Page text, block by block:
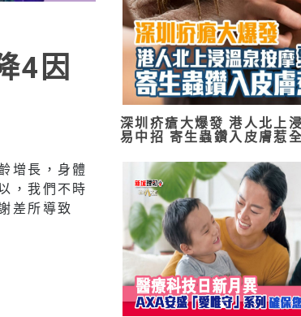
4因
增長，身體
，我們不時
差所導致
深圳疥瘡大爆發 港人北上
易中招 寄生蟲鑽入皮膚惹